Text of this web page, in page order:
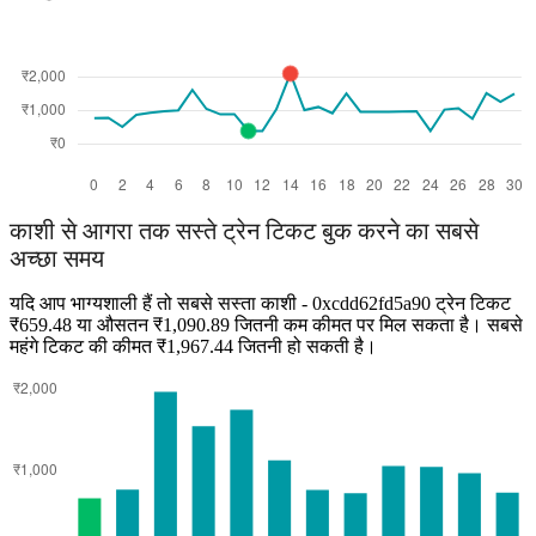
काशी से आगरा तक सस्ते ट्रेन टिकट बुक करने का सबसे
अच्छा समय
यदि आप भाग्यशाली हैं तो सबसे सस्ता काशी - 0xcdd62fd5a90 ट्रेन टिकट
₹659.48 या औसतन ₹1,090.89 जितनी कम कीमत पर मिल सकता है। सबसे
महंगे टिकट की कीमत ₹1,967.44 जितनी हो सकती है।